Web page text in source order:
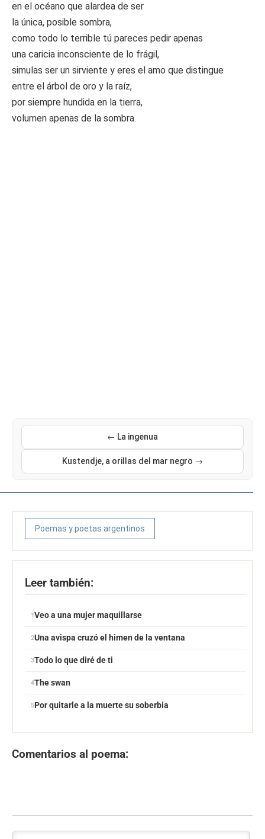
en el océano que alardea de ser
la única, posible sombra,
como todo lo terrible tú pareces pedir apenas
una caricia inconsciente de lo frágil,
simulas ser un sirviente y eres el amo que distingue
entre el árbol de oro y la raíz,
por siempre hundida en la tierra,
volumen apenas de la sombra.
← La ingenua
Kustendje, a orillas del mar negro →
Poemas y poetas argentinos
Leer también:
Veo a una mujer maquillarse
Una avispa cruzó el himen de la ventana
Todo lo que diré de ti
The swan
Por quitarle a la muerte su soberbia
Comentarios al poema: